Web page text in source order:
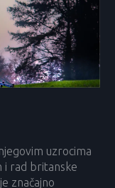
uzrocima
i rad britanske
značajno